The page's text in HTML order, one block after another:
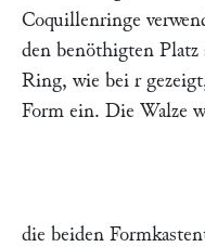
Coquillenringe
den benöthigten
Ring, wie bei r
Form ein. Die Walze
die beiden